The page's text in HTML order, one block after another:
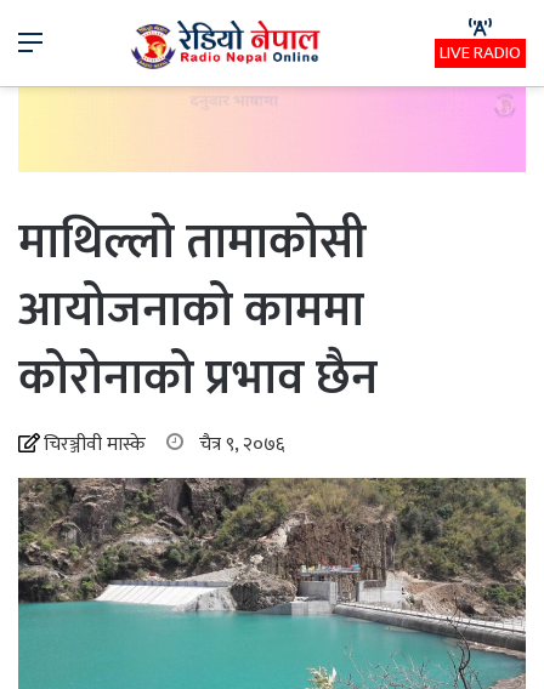
Menu LIVE RADIO
माथिल्लो तामाकोसी
आयोजनाको काममा
कोरोनाको प्रभाव छैन
चिरञ्जीवी मास्के चैत्र ९, २०७६